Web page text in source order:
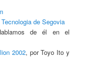
de Segovia
de él en el
2002, por Toyo Ito y